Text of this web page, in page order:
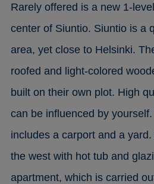
Rarely offered is a new 1-
center of Siuntio. Siuntio is a
area, yet close to Helsinki.
roofed and light-colored
built on their own plot. High
can be influenced by
includes a carport and a
the west with hot tub and
apartment, which is carried